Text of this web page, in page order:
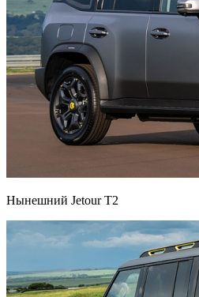
Нынешний Jetour T2